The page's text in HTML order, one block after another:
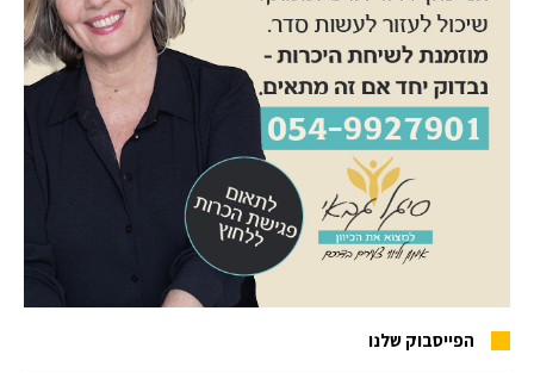
הפייסבוק שלנו